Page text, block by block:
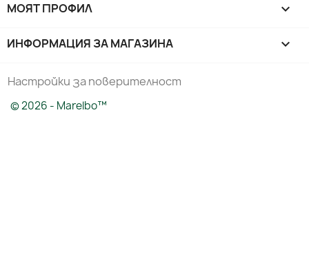
МОЯТ ПРОФИЛ 
ИНФОРМАЦИЯ ЗА МАГАЗИНА keyboard_arrow_down
Настройки за поверителност
© 2026 - Marelbo™